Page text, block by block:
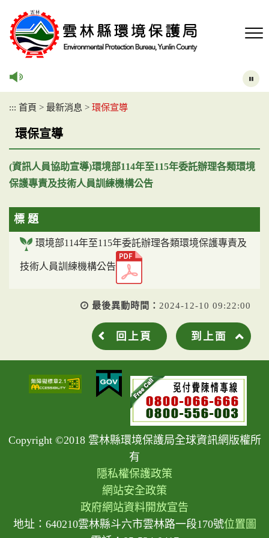
::: 首頁 > 最新消息 > 環保宣導
環保宣導
(資訊人員協助宣導)環境部114年至115年委託辦理各類環境
保護專責及技術人員訓練機構公告
標 題
環境部114年至115年委託辦理各類環境保護專責及
技術人員訓練機構公告
最後異動時間： 2024-12-10 09:22:00
回上頁 到上面
Copyright ©2018 雲林縣環境保護局全球資訊網版權所
有
隱私權保護政策
網站安全政策
政府網站資料開放宣告
地址：640210雲林縣斗六市雲林路一段170號位置圖